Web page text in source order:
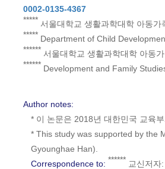
0002-0135-4367
***** 서울대학교 생활과학대학 아동가
***** Department of Child
****** 서울대학교 생활과학대학 아동
****** Development and Family
Author notes:
* 이 논문은 2018년 대한민국 교육
* This study was supported by the
Gyounghae Han).
Correspondence to: ****** 교신저자: